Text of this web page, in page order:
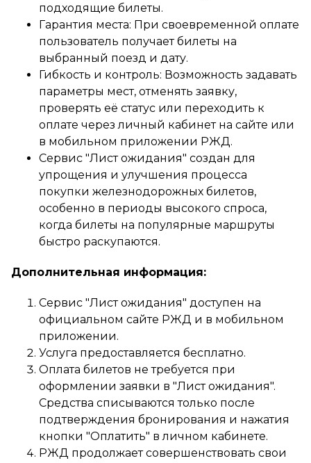
подходящие билеты.
Гарантия места: При своевременной оплате
пользователь получает билеты на
выбранный поезд и дату.
Гибкость и контроль: Возможность задавать
параметры мест, отменять заявку,
проверять её статус или переходить к
оплате через личный кабинет на сайте или
в мобильном приложении РЖД.
Сервис "Лист ожидания" создан для
упрощения и улучшения процесса
покупки железнодорожных билетов,
особенно в периоды высокого спроса,
когда билеты на популярные маршруты
быстро раскупаются.
Дополнительная информация:
Сервис "Лист ожидания" доступен на
официальном сайте РЖД и в мобильном
приложении.
Услуга предоставляется бесплатно.
Оплата билетов не требуется при
оформлении заявки в "Лист ожидания".
Средства списываются только после
подтверждения бронирования и нажатия
кнопки "Оплатить" в личном кабинете.
РЖД продолжает совершенствовать свои